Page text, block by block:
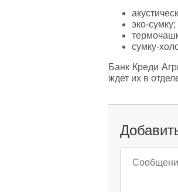
эко-сумку;
сумку-
Банк Креди
ждет их в